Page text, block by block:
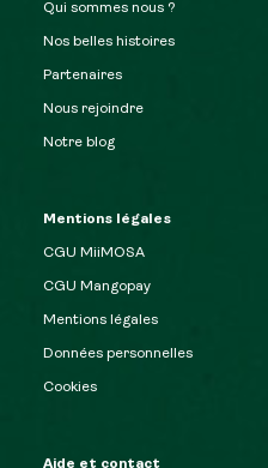
Qui sommes nous ?
Nos belles histoires
Partenaires
Nous rejoindre
Notre blog
Mentions légales
CGU MiiMOSA
CGU Mangopay
Mentions légales
Données personnelles
Cookies
Aide et contact